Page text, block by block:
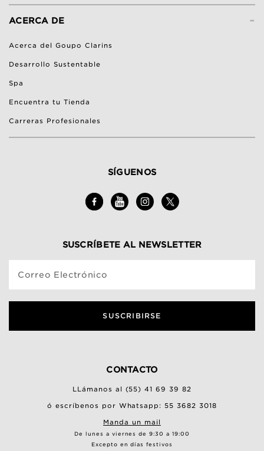
-
ACERCA DE
Acerca del Goupo Clarins
Desarrollo Sustentable
Spa
Encuentra tu Tienda
Carreras Profesionales
SÍGUENOS
SUSCRÍBETE AL NEWSLETTER
Correo Electrónico
SUSCRIBIRSE
CONTACTO
LLámanos al (55) 41 69 39 82
ó escríbenos por Whatsapp: 55 3682 3018
Manda un mail
De lunes a viernes de 9:30 a 19:00
Excepto en días festivos